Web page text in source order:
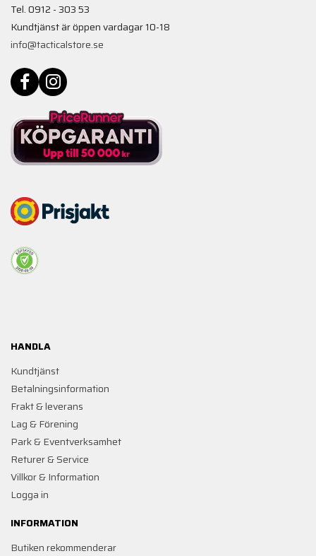
Tel. 0912 - 303 53
Kundtjänst är öppen vardagar 10-18
info@tacticalstore.se
HANDLA
Kundtjänst
Betalningsinformation
Frakt & leverans
Lag & Förening
Park & Eventverksamhet
Returer & Service
Villkor & Information
Logga in
INFORMATION
Butiken rekommenderar